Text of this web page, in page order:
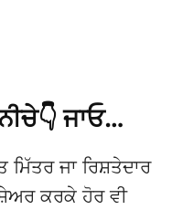
ਜਾਓ…
ਜਾ ਰਿਸ਼ਤੇਦਾਰ
ਕਰਕੇ ਹੋਰ ਵੀ